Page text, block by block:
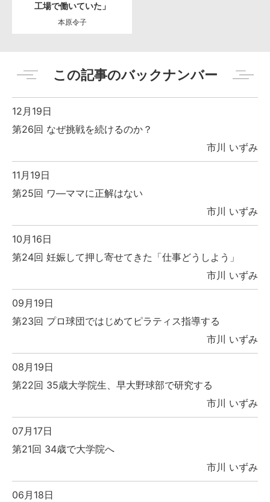
工場で働いていた」
本原令子
この記事のバックナンバー
12月19日
第26回 なぜ挑戦を続けるのか？
市川 いずみ
11月19日
第25回 ワ―ママに正解はない
市川 いずみ
10月16日
第24回 妊娠して押し寄せてきた「仕事どうしよう」
市川 いずみ
09月19日
第23回 プロ球団ではじめてピラティス指導する
市川 いずみ
08月19日
第22回 35歳大学院生、早大野球部で研究する
市川 いずみ
07月17日
第21回 34歳で大学院へ
市川 いずみ
06月18日